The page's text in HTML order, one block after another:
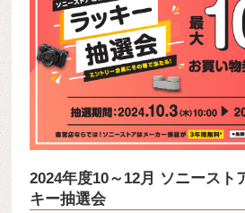
2024年度10～12月 ソニースト
キー抽選会